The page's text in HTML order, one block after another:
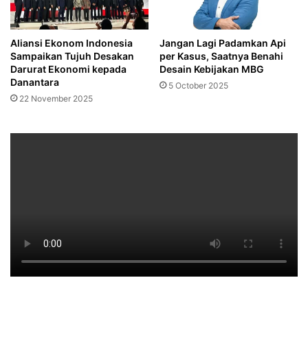
Aliansi Ekonom Indonesia
Sampaikan Tujuh Desakan
Darurat Ekonomi kepada
Danantara
22 November 2025
Jangan Lagi Padamkan Api
per Kasus, Saatnya Benahi
Desain Kebijakan MBG
5 October 2025